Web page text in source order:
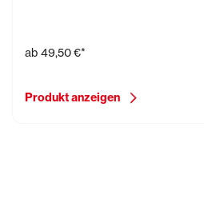
ab 49,50 €*
Produkt anzeigen